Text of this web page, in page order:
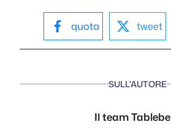
quota tweet
SULL'AUTORE
Il team